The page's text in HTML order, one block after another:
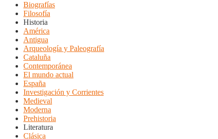
Biografías
Filosofía
Historia
América
Antigua
Arqueología y Paleografía
Cataluña
Contemporánea
El mundo actual
España
Investigación y Corrientes
Medieval
Moderna
Prehistoria
Literatura
Clásica